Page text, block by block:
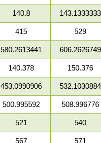
140.8 143.1333333
415 529
580.2613441 606.2626749
140.378 150.376
453.0990906 532.1030884
500.995592 508.996776
521 540
567 571